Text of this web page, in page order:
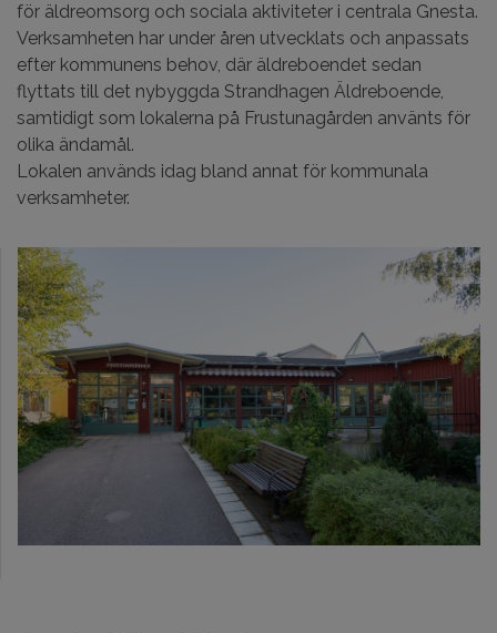
för äldreomsorg och sociala aktiviteter i centrala Gnesta.
Verksamheten har under åren utvecklats och anpassats
efter kommunens behov, där äldreboendet sedan
flyttats till det nybyggda Strandhagen Äldreboende,
samtidigt som lokalerna på Frustunagården använts för
olika ändamål.
Lokalen används idag bland annat för kommunala
verksamheter.